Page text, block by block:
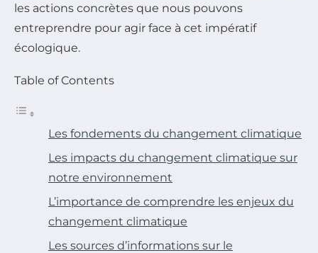
les actions concrètes que nous pouvons
entreprendre pour agir face à cet impératif
écologique.
Table of Contents
Les fondements du changement climatique
Les impacts du changement climatique sur
notre environnement
L’importance de comprendre les enjeux du
changement climatique
Les sources d’informations sur le